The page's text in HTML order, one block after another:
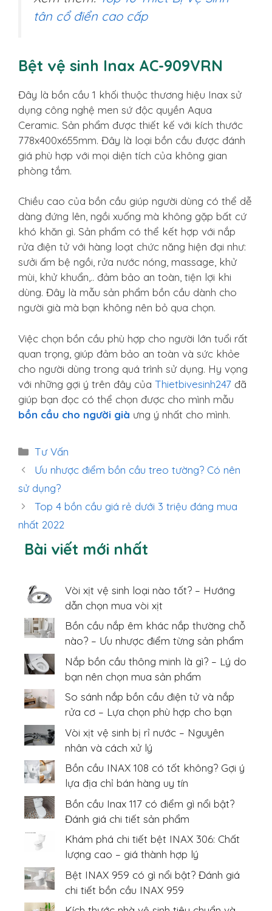
tân cổ điển cao cấp
Bệt vệ sinh Inax AC-909VRN
Đây là bồn cầu 1 khối thuộc thương hiệu Inax sử
dụng công nghệ men sứ độc quyền Aqua
Ceramic. Sản phẩm được thiết kế với kích thước
778x400x655mm. Đây là loại bồn cầu được đánh
giá phù hợp với mọi diện tích của không gian
phòng tắm.
Chiều cao của bồn cầu giúp người dùng có thể dễ
dàng đứng lên, ngồi xuống mà không gặp bất cứ
khó khăn gì. Sản phẩm có thể kết hợp với nắp
rửa điện tử với hàng loạt chức năng hiện đại như:
sưởi ấm bệ ngồi, rửa nước nóng, massage, khử
mùi, khử khuẩn,.. đảm bảo an toàn, tiện lợi khi
dùng. Đây là mẫu sản phẩm bồn cầu dành cho
người già mà bạn không nên bỏ qua chọn.
Việc chọn bồn cầu phù hợp cho người lớn tuổi rất
quan trọng, giúp đảm bảo an toàn và sức khỏe
cho người dùng trong quá trình sử dụng. Hy vọng
với những gợi ý trên đây của Thietbivesinh247 đã
giúp bạn đọc có thể chọn được cho mình mẫu
bồn cầu cho người già ưng ý nhất cho mình.
Danh
mục
Tư Vấn
Ưu nhược điểm bồn cầu treo tường? Có nên
sử dụng?
Top 4 bồn cầu giá rẻ dưới 3 triệu đáng mua
nhất 2022
Bài viết mới nhất
Vòi xịt vệ sinh loại nào tốt? – Hướng
dẫn chọn mua vòi xịt
Bồn cầu nắp êm khác nắp thường chỗ
nào? – Ưu nhược điểm từng sản phẩm
Nắp bồn cầu thông minh là gì? – Lý do
bạn nên chọn mua sản phẩm
So sánh nắp bồn cầu điện tử và nắp
rửa cơ – Lựa chọn phù hợp cho bạn
Vòi xịt vệ sinh bị rỉ nước – Nguyên
nhân và cách xử lý
Bồn cầu INAX 108 có tốt không? Gợi ý
lựa địa chỉ bán hàng uy tín
Bồn cầu Inax 117 có điểm gì nổi bật?
Đánh giá chi tiết sản phẩm
Khám phá chi tiết bệt INAX 306: Chất
lượng cao – giá thành hợp lý
Bệt INAX 959 có gì nổi bật? Đánh giá
chi tiết bồn cầu INAX 959